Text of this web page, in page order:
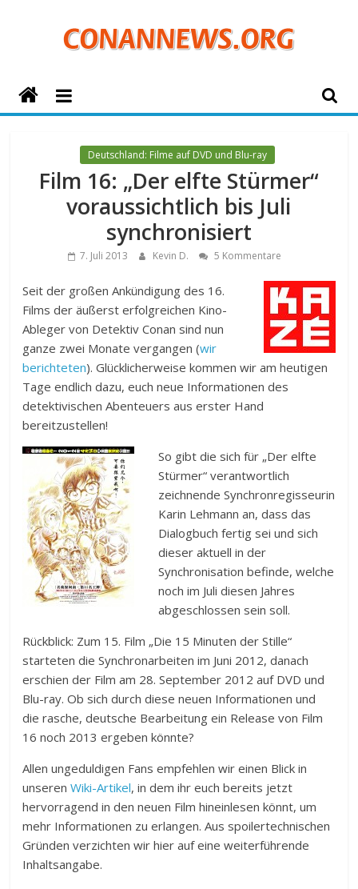
ConanNews.org
Deutschland: Filme auf DVD und Blu-ray
Film 16: „Der elfte Stürmer“
voraussichtlich bis Juli
synchronisiert
7. Juli 2013 Kevin D. 5 Kommentare
Seit der großen Ankündigung des 16.
Films der äußerst erfolgreichen Kino-
Ableger von Detektiv Conan sind nun
ganze zwei Monate vergangen (wir
berichteten). Glücklicherweise kommen wir am heutigen
Tage endlich dazu, euch neue Informationen des
detektivischen Abenteuers aus erster Hand
bereitzustellen!
So gibt die sich für „Der elfte
Stürmer“ verantwortlich
zeichnende Synchronregisseurin
Karin Lehmann an, dass das
Dialogbuch fertig sei und sich
dieser aktuell in der
Synchronisation befinde, welche
noch im Juli diesen Jahres
abgeschlossen sein soll.
Rückblick: Zum 15. Film „Die 15 Minuten der Stille“
starteten die Synchronarbeiten im Juni 2012, danach
erschien der Film am 28. September 2012 auf DVD und
Blu-ray. Ob sich durch diese neuen Informationen und
die rasche, deutsche Bearbeitung ein Release von Film
16 noch 2013 ergeben könnte?
Allen ungeduldigen Fans empfehlen wir einen Blick in
unserenWiki-Artikel, in dem ihr euch bereits jetzt
hervorragend in den neuen Film hineinlesen könnt, um
mehr Informationen zu erlangen. Aus spoilertechnischen
Gründen verzichten wir hier auf eine weiterführende
Inhaltsangabe.